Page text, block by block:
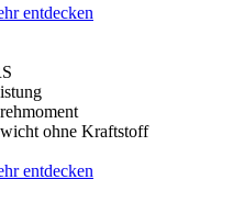
entdecken
ohne Kraftstoff
entdecken